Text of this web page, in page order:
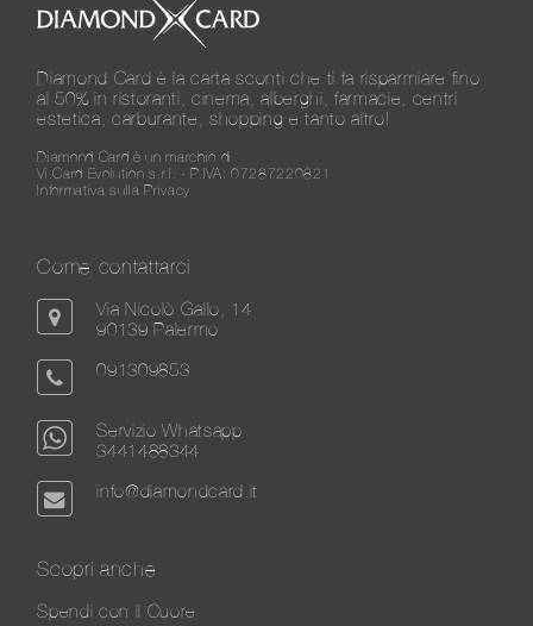
Diamond Card è la carta sconti che ti fa risparmiare fino
al 50% in ristoranti, cinema, alberghi, farmacie, centri
estetica, carburante, shopping e tanto altro!
Diamond Card è un marchio di
Vi.Card Evolution s.r.l. - P.IVA: 07287220821
Informativa sulla Privacy
Come contattarci
Via Nicolò Gallo, 14
90139 Palermo
091309853
Servizio Whatsapp
3441488344
info@diamondcard.it
Scopri anche
Spendi con il Cuore